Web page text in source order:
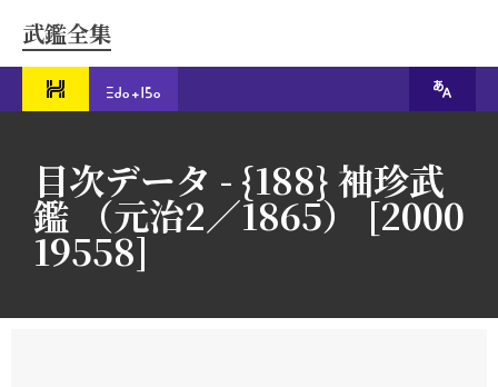
武鑑全集
目次データ - {188} 袖珍武
鑑 （元治2／1865） [2000
19558]